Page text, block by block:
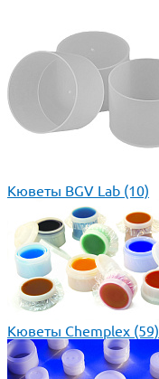
Кюветы BGV Lab (10)
Кюветы Chemplex (59)